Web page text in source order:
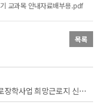
교과목 안내자료배부용.pdf
목록
[장학] 2025학년도 2학기 국가근로장학사업 희망근로지 신청 안내